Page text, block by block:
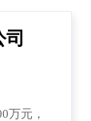
万元，